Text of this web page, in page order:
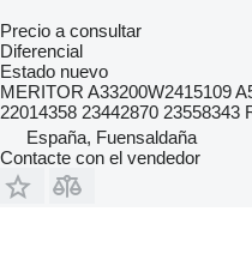
Precio a consultar
Diferencial
Estado nuevo
MERITOR A33200W2415109
22014358 23442870 23558343
España, Fuensaldaña
Contacte con el vendedor